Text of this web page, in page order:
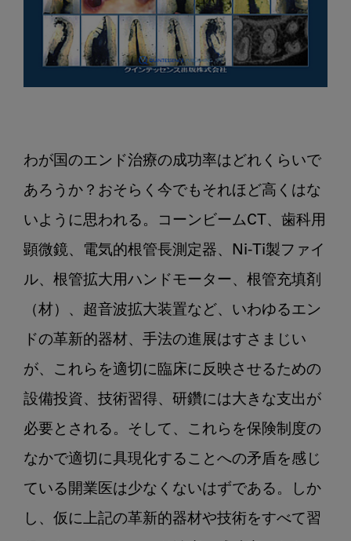
わが国のエンド治療の成功率はどれくらいで
あろうか？おそらく今でもそれほど高くはな
いように思われる。コーンビームCT、歯科用
顕微鏡、電気的根管長測定器、Ni-Ti製ファイ
ル、根管拡大用ハンドモーター、根管充填剤
（材）、超音波拡大装置など、いわゆるエン
ドの革新的器材、手法の進展はすさまじい
が、これらを適切に臨床に反映させるための
設備投資、技術習得、研鑽には大きな支出が
必要とされる。そして、これらを保険制度の
なかで適切に具現化することへの矛盾を感じ
ている開業医は少なくないはずである。しか
し、仮に上記の革新的器材や技術をすべて習